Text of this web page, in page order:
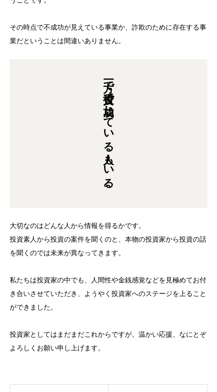
その時点で不成功が見えている事業か、詐欺のために存在する事
業だということは間違いありません。
一方で投資で成功している人もいる。
大切なのはどんな人から情報を得るかです。
投資素人から投資の案件を聞くのと、本物の投資家から投資の話
を聞くのでは未来が異なってきます。
私たちは投資家の中でも、人間性や金銭感覚などを見極めてお付
き合いさせていただき、ようやく投資家へのステージを上ること
ができました。
投資家としてはまだまだこれからですが、温かい応援、なにとぞ
よろしくお願い申し上げます。